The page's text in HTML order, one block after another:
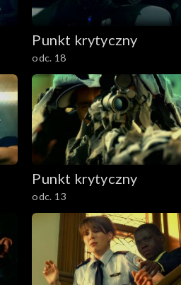
Punkt krytyczny
odc. 18
Punkt krytyczny
odc. 13